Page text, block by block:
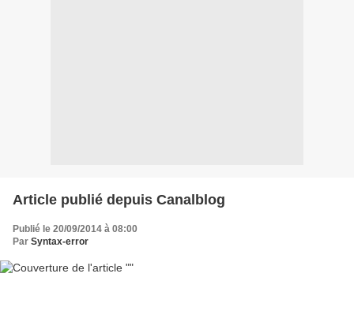
Article publié depuis Canalblog
Publié le 20/09/2014 à 08:00
Par Syntax-error